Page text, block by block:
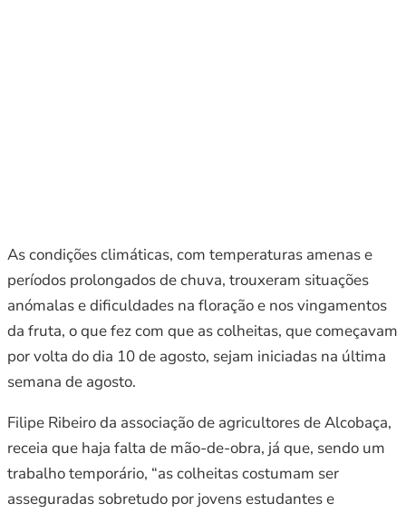
As condições climáticas, com temperaturas amenas e
períodos prolongados de chuva, trouxeram situações
anómalas e dificuldades na floração e nos vingamentos
da fruta, o que fez com que as colheitas, que começavam
por volta do dia 10 de agosto, sejam iniciadas na última
semana de agosto.
Filipe Ribeiro da associação de agricultores de Alcobaça,
receia que haja falta de mão-de-obra, já que, sendo um
trabalho temporário, “as colheitas costumam ser
asseguradas sobretudo por jovens estudantes e